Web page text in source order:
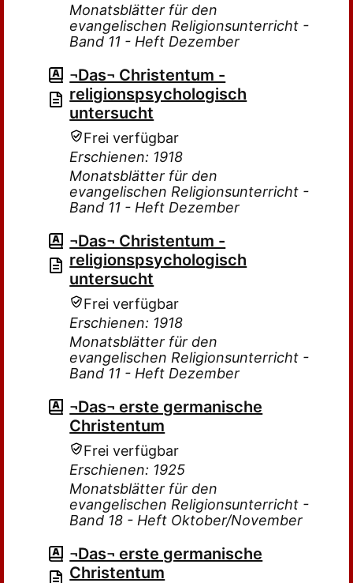
Monatsblätter für den
evangelischen Religionsunterricht -
Band 11 - Heft Dezember
¬Das¬ Christentum -
religionspsychologisch
untersucht
Frei verfügbar
Erschienen: 1918
Monatsblätter für den
evangelischen Religionsunterricht -
Band 11 - Heft Dezember
¬Das¬ Christentum -
religionspsychologisch
untersucht
Frei verfügbar
Erschienen: 1918
Monatsblätter für den
evangelischen Religionsunterricht -
Band 11 - Heft Dezember
¬Das¬ erste germanische
Christentum
Frei verfügbar
Erschienen: 1925
Monatsblätter für den
evangelischen Religionsunterricht -
Band 18 - Heft Oktober/November
¬Das¬ erste germanische
Christentum